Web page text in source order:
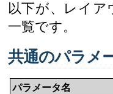
以下が、レイ
一覧です。
共通のパラメ
パラメータ名